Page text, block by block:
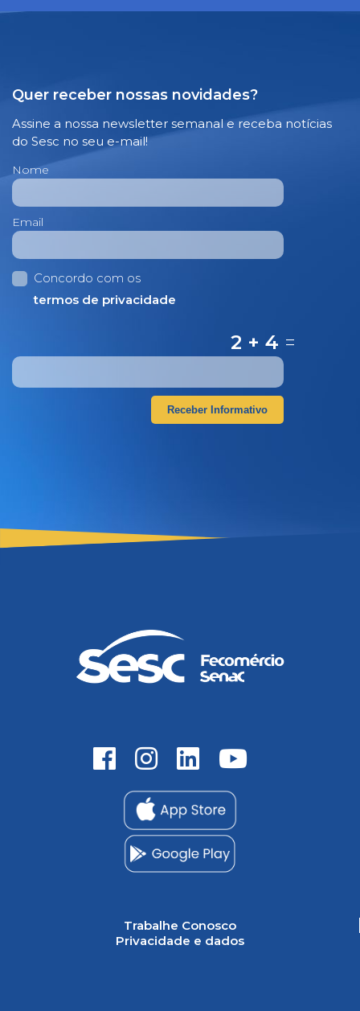
Quer receber nossas novidades?
Assine a nossa newsletter semanal e receba notícias
do Sesc no seu e-mail!
Nome
Email
Concordo com os
termos de privacidade
2 + 4 =
Receber Informativo
Trabalhe Conosco
Privacidade e dados